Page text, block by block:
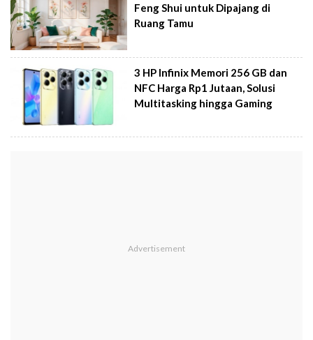
Feng Shui untuk Dipajang di
Ruang Tamu
3 HP Infinix Memori 256 GB dan
NFC Harga Rp1 Jutaan, Solusi
Multitasking hingga Gaming